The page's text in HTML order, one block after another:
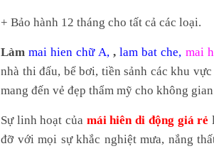
+ Bảo hành 12 tháng cho tất cả các loại.
Làmmai hien chữ A, , lam bat che, mai
nhà thi đấu, bể bơi, tiền sảnh các khu
mang đến vẻ đẹp thẩm mỹ cho không
Sự linh hoạt của mái hiên di động giá rẻ
đỡ với mọi sự khắc nghiệt mưa, nắng